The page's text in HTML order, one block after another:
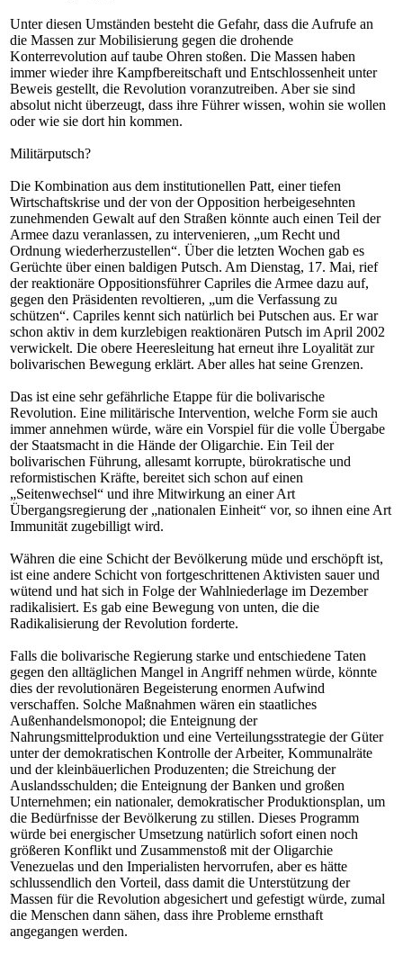
Unter diesen Umständen besteht die Gefahr, dass die Aufrufe an
die Massen zur Mobilisierung gegen die drohende
Konterrevolution auf taube Ohren stoßen. Die Massen haben
immer wieder ihre Kampfbereitschaft und Entschlossenheit unter
Beweis gestellt, die Revolution voranzutreiben. Aber sie sind
absolut nicht überzeugt, dass ihre Führer wissen, wohin sie wollen
oder wie sie dort hin kommen.
Militärputsch?
Die Kombination aus dem institutionellen Patt, einer tiefen
Wirtschaftskrise und der von der Opposition herbeigesehnten
zunehmenden Gewalt auf den Straßen könnte auch einen Teil der
Armee dazu veranlassen, zu intervenieren, „um Recht und
Ordnung wiederherzustellen“. Über die letzten Wochen gab es
Gerüchte über einen baldigen Putsch. Am Dienstag, 17. Mai, rief
der reaktionäre Oppositionsführer Capriles die Armee dazu auf,
gegen den Präsidenten revoltieren, „um die Verfassung zu
schützen“. Capriles kennt sich natürlich bei Putschen aus. Er war
schon aktiv in dem kurzlebigen reaktionären Putsch im April 2002
verwickelt. Die obere Heeresleitung hat erneut ihre Loyalität zur
bolivarischen Bewegung erklärt. Aber alles hat seine Grenzen.
Das ist eine sehr gefährliche Etappe für die bolivarische
Revolution. Eine militärische Intervention, welche Form sie auch
immer annehmen würde, wäre ein Vorspiel für die volle Übergabe
der Staatsmacht in die Hände der Oligarchie. Ein Teil der
bolivarischen Führung, allesamt korrupte, bürokratische und
reformistischen Kräfte, bereitet sich schon auf einen
„Seitenwechsel“ und ihre Mitwirkung an einer Art
Übergangsregierung der „nationalen Einheit“ vor, so ihnen eine Art
Immunität zugebilligt wird.
Währen die eine Schicht der Bevölkerung müde und erschöpft ist,
ist eine andere Schicht von fortgeschrittenen Aktivisten sauer und
wütend und hat sich in Folge der Wahlniederlage im Dezember
radikalisiert. Es gab eine Bewegung von unten, die die
Radikalisierung der Revolution forderte.
Falls die bolivarische Regierung starke und entschiedene Taten
gegen den alltäglichen Mangel in Angriff nehmen würde, könnte
dies der revolutionären Begeisterung enormen Aufwind
verschaffen. Solche Maßnahmen wären ein staatliches
Außenhandelsmonopol; die Enteignung der
Nahrungsmittelproduktion und eine Verteilungsstrategie der Güter
unter der demokratischen Kontrolle der Arbeiter, Kommunalräte
und der kleinbäuerlichen Produzenten; die Streichung der
Auslandsschulden; die Enteignung der Banken und großen
Unternehmen; ein nationaler, demokratischer Produktionsplan, um
die Bedürfnisse der Bevölkerung zu stillen. Dieses Programm
würde bei energischer Umsetzung natürlich sofort einen noch
größeren Konflikt und Zusammenstoß mit der Oligarchie
Venezuelas und den Imperialisten hervorrufen, aber es hätte
schlussendlich den Vorteil, dass damit die Unterstützung der
Massen für die Revolution abgesichert und gefestigt würde, zumal
die Menschen dann sähen, dass ihre Probleme ernsthaft
angegangen werden.